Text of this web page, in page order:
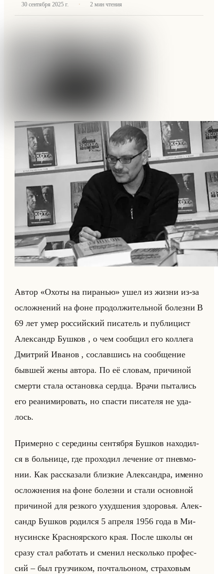
30 сентября 2025 г. · 2 мин чтения
Автор «Охоты на пиранью» ушел из жизни из-за
ослож­не­ний на фоне про­дол­жи­тельной бо­лез­ни В
69 лет умер рос­сийский пи­са­тель и пуб­ли­цист
Алек­сандр Буш­ков , о чем со­об­щил его кол­ле­га
Дмит­рий Ива­нов , со­слав­шись на со­об­ще­ние
быв­шей жены ав­то­ра. По её сло­вам, при­чи­ной
смер­ти стала оста­нов­ка серд­ца. Врачи пы­та­лись
его ре­ани­ми­ро­вать, но спа­сти пи­са­те­ля не уда­
лось.
При­мер­но с се­ре­ди­ны сен­тяб­ря Буш­ков на­хо­дил­
ся в больни­це, где про­хо­дил ле­че­ние от пнев­мо­
нии. Как рас­ска­за­ли близ­кие Алек­сандра, имен­но
ослож­не­ния на фоне бо­лез­ни и стали ос­нов­ной
при­чи­ной для рез­ко­го ухуд­ше­ния здо­ро­вья. Алек­
сандр Буш­ков ро­дил­ся 5 ап­ре­ля 1956 года в Ми­
ну­син­ске Крас­но­яр­ско­го края. После школы он
сразу стал ра­бо­тать и сме­нил несколько про­фес­
сий – был груз­чи­ком, поч­та­льо­ном, стра­хо­вым